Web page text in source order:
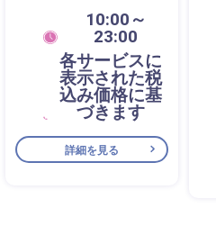
10:00～
23:00
各サービスに
表示された税
込み価格に基
づきます
詳細を見る